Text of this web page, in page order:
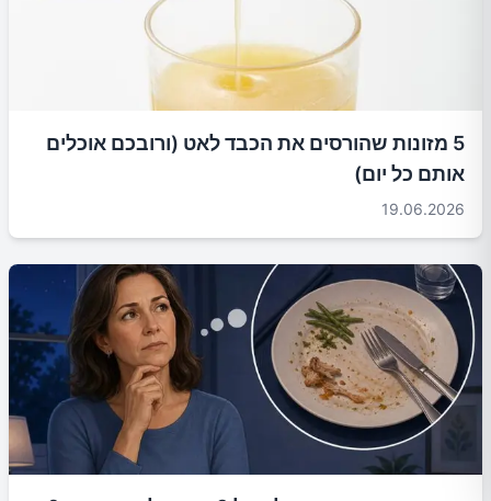
5 מזונות שהורסים את הכבד לאט (ורובכם אוכלים
אותם כל יום)
19.06.2026